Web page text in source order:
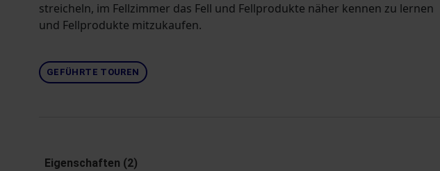
streicheln, im Fellzimmer das Fell und Fellprodukte näher kennen zu lernen
und Fellprodukte mitzukaufen.
GEFÜHRTE TOUREN
Eigenschaften (2)